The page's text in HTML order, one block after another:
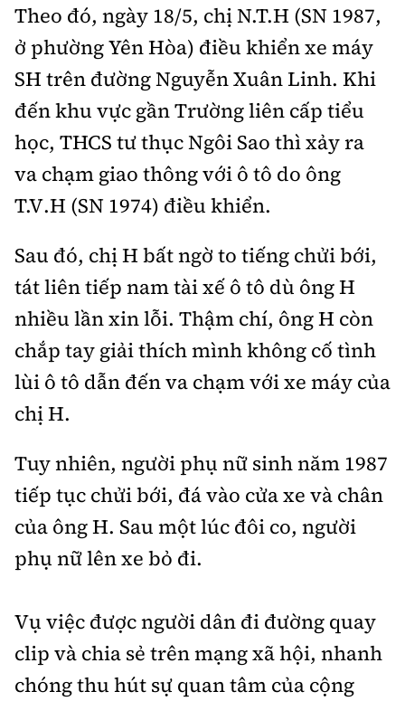
Ẩm thực
Camera giao thông
Câu chuyện giao thông
Giải trí - Thể thao
Cơ quan chủ quản: Bộ Xây dựng
Giấy phép số: 03/GP-BVHTTDL, cấp ngày 1/4/2025.
Tòa soạn: Số 2 Nguyễn Công Hoan, phường Giảng Võ,
Hà Nội.
Tổng biên tập: Nguyễn Thị Hồng Nga
Nguyễn Đức Thắng, La Đức Hùng
Hotline:
0901 514 799
Quảng cáo và Phát hành:
0915 057 282
Email: bandoc@baoxaydung.vn
Cấm sao chép dưới mọi hình thức nếu không có sự
chấp thuận bằng văn bản.
Thông tin tòa
soạn
Theo đó, ngày 18/5, chị N.T.H (SN 1987,
ở phường Yên Hòa) điều khiển xe máy
SH trên đường Nguyễn Xuân Linh. Khi
đến khu vực gần Trường liên cấp tiểu
học, THCS tư thục Ngôi Sao thì xảy ra
va chạm giao thông với ô tô do ông
T.V.H (SN 1974) điều khiển.
Sau đó, chị H bất ngờ to tiếng chửi bới,
tát liên tiếp nam tài xế ô tô dù ông H
nhiều lần xin lỗi. Thậm chí, ông H còn
chắp tay giải thích mình không cố tình
lùi ô tô dẫn đến va chạm với xe máy của
chị H.
Tuy nhiên, người phụ nữ sinh năm 1987
tiếp tục chửi bới, đá vào cửa xe và chân
của ông H. Sau một lúc đôi co, người
phụ nữ lên xe bỏ đi.
Vụ việc được người dân đi đường quay
clip và chia sẻ trên mạng xã hội, nhanh
chóng thu hút sự quan tâm của cộng